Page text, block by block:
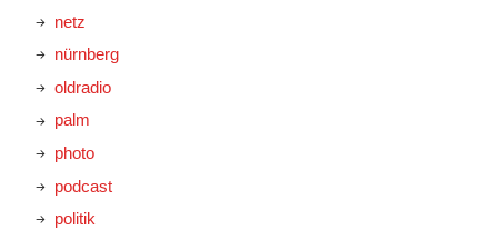
netz
nürnberg
oldradio
palm
photo
podcast
politik